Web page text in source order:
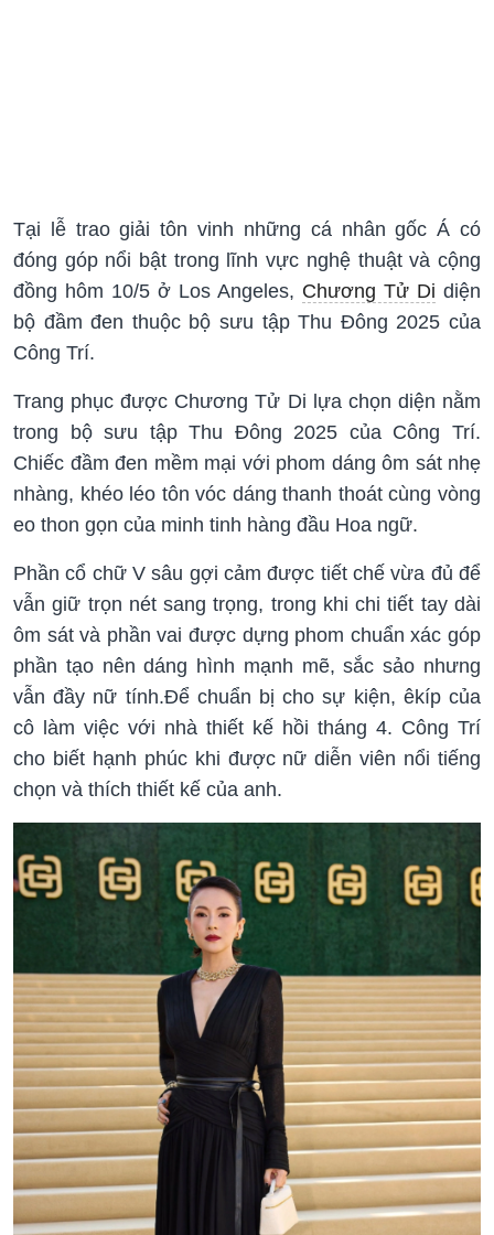
Tại lễ trao giải tôn vinh những cá nhân gốc Á có
đóng góp nổi bật trong lĩnh vực nghệ thuật và cộng
đồng hôm 10/5 ở Los Angeles, Chương Tử Di diện
bộ đầm đen thuộc bộ sưu tập Thu Đông 2025 của
Công Trí.
Trang phục được Chương Tử Di lựa chọn diện nằm
trong bộ sưu tập Thu Đông 2025 của Công Trí.
Chiếc đầm đen mềm mại với phom dáng ôm sát nhẹ
nhàng, khéo léo tôn vóc dáng thanh thoát cùng vòng
eo thon gọn của minh tinh hàng đầu Hoa ngữ.
Phần cổ chữ V sâu gợi cảm được tiết chế vừa đủ để
vẫn giữ trọn nét sang trọng, trong khi chi tiết tay dài
ôm sát và phần vai được dựng phom chuẩn xác góp
phần tạo nên dáng hình mạnh mẽ, sắc sảo nhưng
vẫn đầy nữ tính.Để chuẩn bị cho sự kiện, êkíp của
cô làm việc với nhà thiết kế hồi tháng 4. Công Trí
cho biết hạnh phúc khi được nữ diễn viên nổi tiếng
chọn và thích thiết kế của anh.